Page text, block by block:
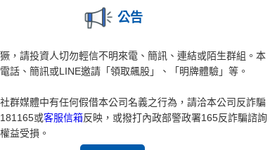
公告
，請投資人切勿輕信不明來電、簡訊、連結或陌生群組。本
話、簡訊或LINE邀請「領取飆股」、「明牌體驗」等。
群媒體中有任何假借本公司名義之行為，請洽本公司反詐騙
或客服信箱反映，或撥打內政部警政署165反詐騙諮詢
益受損。